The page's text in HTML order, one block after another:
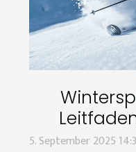
5. September 2025